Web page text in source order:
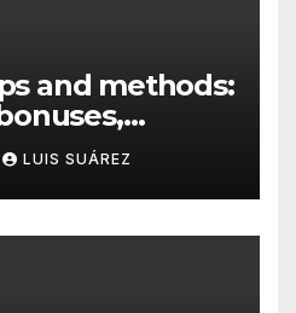
and methods:
LUIS SUÁREZ